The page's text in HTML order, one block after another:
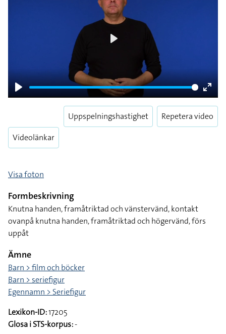
Play
Enter
Videolänkar
Uppspelningshastighet Repetera video
Visa foton
Formbeskrivning
Knutna handen, framåtriktad och vänstervänd, kontakt
ovanpå knutna handen, framåtriktad och högervänd, förs
uppåt
Ämne
Barn > film och böcker
Barn > seriefigur
Egennamn > Seriefigur
Lexikon-ID:17205
Glosa i STS-korpus:-